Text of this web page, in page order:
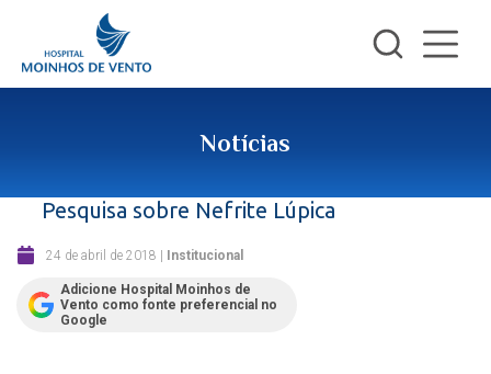
Notícias
Pesquisa sobre Nefrite Lúpica
24 de abril de 2018 | Institucional
Adicione Hospital Moinhos de
Vento como fonte preferencial no
Google